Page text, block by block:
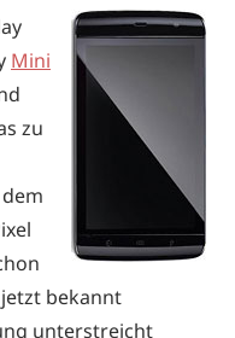
Mini
zu
bekannt
unterstreicht